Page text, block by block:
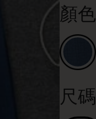
顏色
尺碼